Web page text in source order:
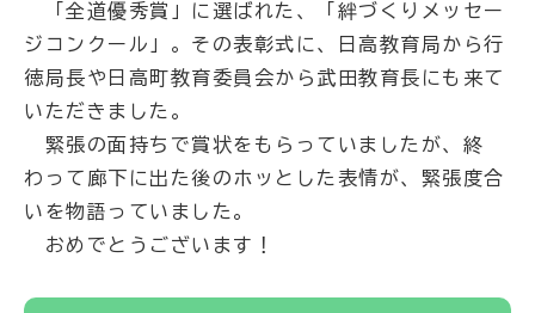
「全道優秀賞」に選ばれた、「絆づくりメッセー
ジコンクール」。その表彰式に、日高教育局から行
徳局長や日高町教育委員会から武田教育長にも来て
いただきました。
緊張の面持ちで賞状をもらっていましたが、終
わって廊下に出た後のホッとした表情が、緊張度合
いを物語っていました。
おめでとうございます！